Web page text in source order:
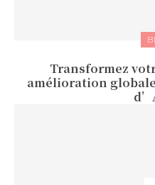
Transformez
amélioration